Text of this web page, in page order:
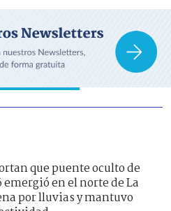
que puente oculto de
emergió en el norte de La
por lluvias y mantuvo